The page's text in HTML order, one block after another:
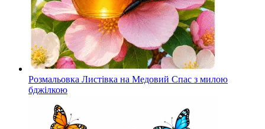
Розмальовка Листівка на Медовий Спас з милою
бджілкою